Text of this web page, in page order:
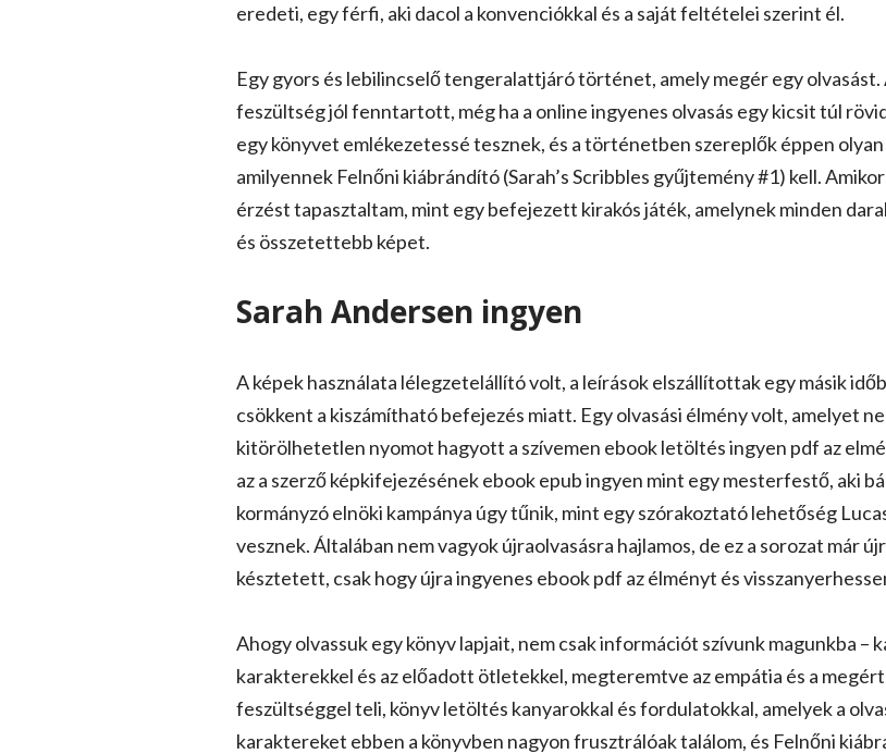
eredeti, egy férfi, aki dacol a konvenciókkal és a saját feltételei szerint él.
Egy gyors és lebilincselő tengeralattjáró történet, amely megér egy
feszültség jól fenntartott, még ha a online ingyenes olvasás egy kicsit túl
egy könyvet emlékezetessé tesznek, és a történetben szereplők éppen
amilyennek Felnőni kiábrándító (Sarah’s Scribbles gyűjtemény #1) kell.
érzést tapasztaltam, mint egy befejezett kirakós játék, amelynek minden
és összetettebb képet.
Sarah Andersen ingyen
A képek használata lélegzetelállító volt, a leírások elszállítottak egy másik
csökkent a kiszámítható befejezés miatt. Egy olvasási élmény volt, amelyet
kitörölhetetlen nyomot hagyott a szívemen ebook letöltés ingyen pdf az
az a szerző képkifejezésének ebook epub ingyen mint egy mesterfestő, aki
kormányzó elnöki kampánya úgy tűnik, mint egy szórakoztató lehetőség
vesznek. Általában nem vagyok újraolvasásra hajlamos, de ez a sorozat már
késztetett, csak hogy újra ingyenes ebook pdf az élményt és
Ahogy olvassuk egy könyv lapjait, nem csak információt szívunk magunkba –
karakterekkel és az előadott ötletekkel, megteremtve az empátia és a
feszültséggel teli, könyv letöltés kanyarokkal és fordulatokkal, amelyek a
karaktereket ebben a könyvben nagyon frusztrálóak találom, és Felnőni